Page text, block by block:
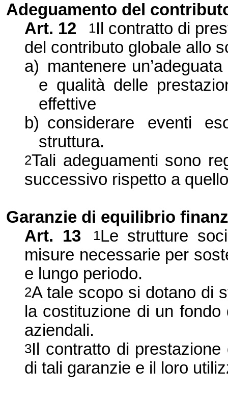
Adeguamento del
Art. 12
1Il contratto di
del contributo globale allo
a) mantenere
e qualità delle
effettive
b) considerare eventi
struttura.
2Tali adeguamenti sono
successivo rispetto a
Garanzie di equilibrio
Art. 13
1Le strutture
misure necessarie per
e lungo periodo.
2A tale scopo si dotano di
la costituzione di un
aziendali.
3Il contratto di
di tali garanzie e il loro